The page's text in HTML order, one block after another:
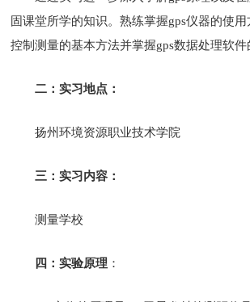
固课堂所学的知识。熟练掌握gps仪器的使
控制测量的基本方法并掌握gps数据处理软
二：实习地点：
扬州环境资源职业技术学院
三：实习内容：
测量学校
四：实验原理 ：